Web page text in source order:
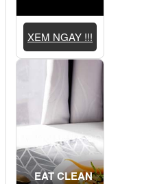
XEM NGAY !!!
EAT CLEAN